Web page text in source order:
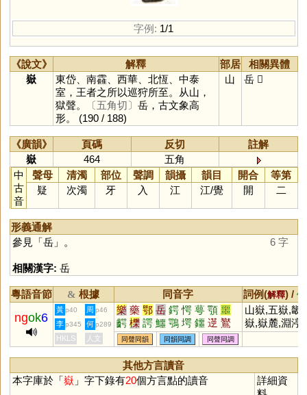
字例: 1/1
《說文》 解釋 部居
相關異體
嶽
東岱、南靃、西華、北恆、中泰
室，王者之所以巡狩所至。从山，
獄聲。
〔五角切〕 岳，古文象高
形。 (190 / 188)
山 岳 𡶓
《廣韻》 頁碼 反切
註解
嶽
464
五角
中
古
音
聲母 清濁 部位 聲調 韻攝 韻目 開合
等第
疑
次濁 牙 入 江 江/覺 開 二
形義通解
參見「岳」。 6 字
相關漢字: 岳
粵語音節 & 根據 同音字 詞例(解釋) /
ngok6
黃 p40 周 p46 樂 藥 鄂 岳 鍔 愕 萼 顎 噩
齶 櫟 諤 鱷 鶚 堮 鑩 遻 鸑
蘁 櫮 崿 咢
山嶽,五嶽,畿
嶽,嶽麓,淵渟
峙
李 p345 何 p289
HKLS 人文 同聲同韻 同韻同調 同聲同調
其他方言讀音
本字庫於「嶽 」字下錄有20個方言點的讀音
詳細資